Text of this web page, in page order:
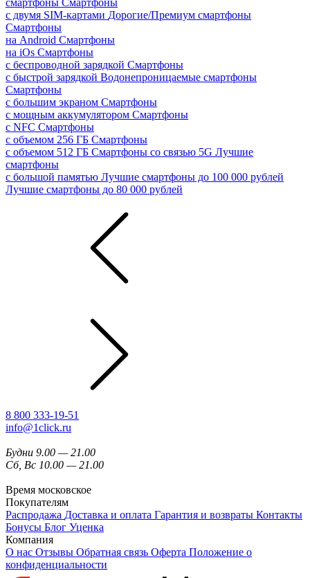
с двумя SIM-картами Дорогие/Премиум смартфоны
Смартфоны
на Android Смартфоны
на iOs Смартфоны
с беспроводной зарядкой Смартфоны
с быстрой зарядкой Водонепроницаемые смартфоны
Смартфоны
с большим экраном Смартфоны
с мощным аккумулятором Смартфоны
с NFC Смартфоны
с объемом 256 ГБ Смартфоны
с объемом 512 ГБ Смартфоны со связью 5G Лучшие
смартфоны
с большой памятью Лучшие смартфоны до 100 000 рублей
Лучшие смартфоны до 80 000 рублей
8 800 333-19-51
info@1click.ru
Будни 9.00 — 21.00
Сб, Вс 10.00 — 21.00
Время московское
Покупателям
Распродажа Доставка и оплата Гарантия и возвраты Контакты
Бонусы Блог Уценка
Компания
О нас Отзывы Обратная связь Оферта Положение о
конфиденциальности